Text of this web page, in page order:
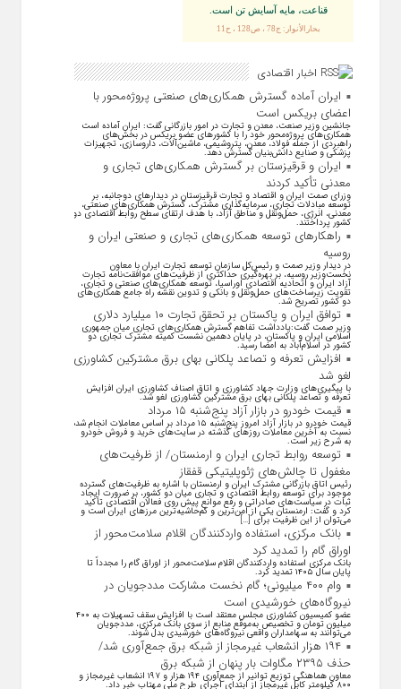
قناعت، مايه آسايش تن است.
بحارالأنوار: ج78 ، ص128 ، ح11
اخبار اقتصادی
ایران آماده گسترش همکاری‌های صنعتی پروژه‌محور با
اعضای بریکس است
جانشین وزیر صنعت، معدن و تجارت در امور بازرگانی گفت: ایران آماده است
همکاری‌های پروژه‌محور خود را با کشور‌های عضو بریکس در بخش‌های
راهبردی از جمله فولاد، معدن، پتروشیمی، ماشین‌آلات، داروسازی، تجهیزات
پزشکی و صنایع دانش‌بنیان گسترش دهد.
ایران و قرقیزستان بر گسترش همکاری‌های تجاری و
معدنی تأکید کردند
وزرای صمت ایران و اقتصاد و تجارت قرقیزستان در دیدار‌های دوجانبه، بر
توسعه مبادلات تجاری، سرمایه‌گذاری مشترک، گسترش همکاری‌های صنعتی،
معدنی، انرژی، حمل‌ونقل و مناطق آزاد، با هدف ارتقای سطح روابط اقتصادی دو
کشور پرداختند.
راهکارهای توسعه همکاری‌های تجاری و صنعتی ایران و
روسیه
در دیدار وزیر صمت و رئیس‌کل سازمان توسعه تجارت ایران با معاون
نخست‌وزیر روسیه، بر بهره‌گیری حداکثری از ظرفیت‌های موافقت‌نامه تجارت
آزاد ایران و اتحادیه اقتصادی اوراسیا، توسعه همکاری‌های صنعتی و تجاری،
تقویت زیرساخت‌های حمل‌ونقل و بانکی و تدوین نقشه راه جامع همکاری‌های
دو کشور تصریح شد.
توافق ایران و پاکستان بر تحقق تجارت ۱۰ میلیارد دلاری
وزیر صمت گفت:یادداشت تفاهم گسترش همکاری‌های تجاری میان جمهوری
اسلامی ایران و پاکستان، در پایان دهمین نشست کمیته مشترک تجاری دو
کشور در اسلام‌آباد به امضا رسید.
افزایش تعرفه و تصاعد پلکانی بهای برق مشترکین کشاورزی
لغو شد
با پیگیری‌های وزارت جهاد کشاورزی و اتاق اصناف کشاورزی ایران افزایش
تعرفه و تصاعد پلکانی بهای برق مشترکین کشاورزی لغو شد.
قیمت خودرو در بازار آزاد پنج‌شنبه ۱۵ مرداد
قیمت خودرو در بازار آزاد امروز پنج‌شنبه ۱۵ مرداد بر اساس معاملات انجام شده
نسبت به آخرین معاملات روز‌های گذشته در سایت‌های خرید و فروش خودرو
به شرح زیر است.
توسعه روابط تجاری ایران و ارمنستان/ از ظرفیت‌های
مغفول تا چالش‌های ژئوپلیتیکی قفقاز
رئیس اتاق بازرگانی مشترک ایران و ارمنستان با اشاره به ظرفیت‌های گسترده
موجود برای توسعه روابط اقتصادی و تجاری میان دو کشور، بر ضرورت ایجاد
ثبات در سیاست‌های صادراتی و رفع موانع پیش روی فعالان اقتصادی تأکید
کرد و گفت: ارمنستان یکی از امن‌ترین و کم‌حاشیه‌ترین مرز‌های ایران است و
می‌توان از این ظرفیت برای […]
بانک مرکزی، استفاده واردکنندگان اقلام سلامت‌محور از
اوراق گام را تمدید کرد
بانک مرکزی استفاده واردکنندگان اقلام سلامت‌محور از اوراق گام را مجدداً تا
پایان سال ۱۴۰۵ تمدید کرد.
وام ۴۰۰ میلیونی؛ گام نخست مشارکت مددجویان در
نیروگاه‌های خورشیدی است
عضو کمیسیون کشاورزی مجلس معتقد است با افزایش سقف تسهیلات به ۴۰۰
میلیون تومان و تخصیص به‌موقع منابع از سوی بانک مرکزی، مددجویان
می‌توانند به سهامداران واقعی نیروگاه‌های خورشیدی بدل شوند.
۱۹۴ هزار انشعاب غیرمجاز از شبکه برق جمع‌آوری شد/
حذف ۲۳۹۵ مگاوات بار پنهان از شبکه برق
معاون هماهنگی توزیع توانیر از جمع‌آوری ۱۹۴ هزار و ۱۹۷ انشعاب غیرمجاز و
۸۰۰ کیلومتر کابل غیرمجاز از ابتدای اجرای طرح ملی مهتاب خبر داد.